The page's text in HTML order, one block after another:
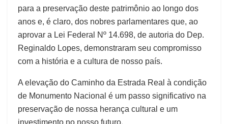
para a preservação deste patrimônio ao longo dos
anos e, é claro, dos nobres parlamentares que, ao
aprovar a Lei Federal Nº 14.698, de autoria do Dep.
Reginaldo Lopes, demonstraram seu compromisso
com a história e a cultura de nosso país.
A elevação do Caminho da Estrada Real à condição
de Monumento Nacional é um passo significativo na
preservação de nossa herança cultural e um
investimento no nosso futuro.